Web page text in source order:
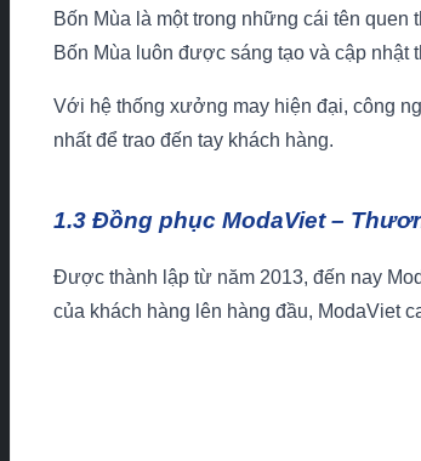
Bốn Mùa là một trong những cái tên
Bốn Mùa luôn được sáng tạo và cập
Với hệ thống xưởng may hiện đại, công
nhất để trao đến tay khách hàng.
1.3 Đồng phục ModaViet –
Được thành lập từ năm 2013, đến nay
của khách hàng lên hàng đầu, ModaViet